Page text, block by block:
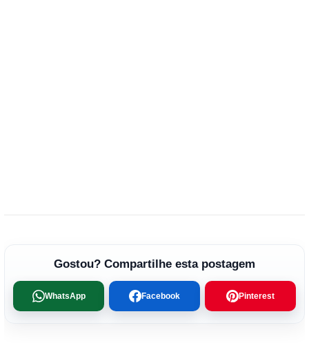
Gostou? Compartilhe esta postagem
WhatsApp Facebook Pinterest